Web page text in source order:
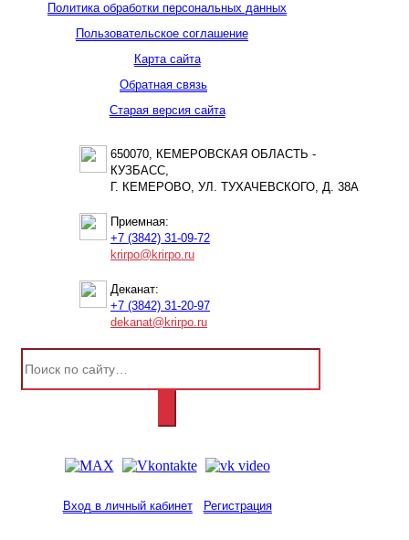
Политика обработки персональных данных
Пользовательское соглашение
Карта сайта
Обратная связь
Старая версия сайта
650070, КЕМЕРОВСКАЯ ОБЛАСТЬ -
КУЗБАСС,
Г. КЕМЕРОВО, УЛ. ТУХАЧЕВСКОГО, Д. 38А
Приемная:
+7 (3842) 31-09-72
krirpo@krirpo.ru
Деканат:
+7 (3842) 31-20-97
dekanat@krirpo.ru
Вход в личный кабинет Регистрация